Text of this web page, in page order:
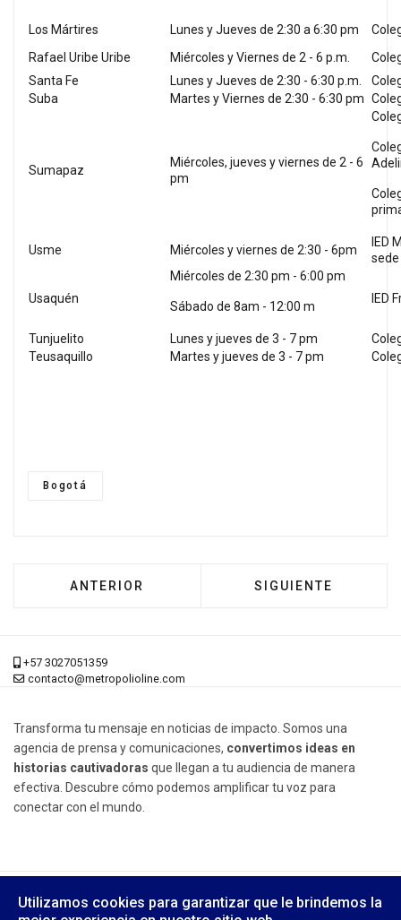
Los Mártires Lunes y Jueves de 2:30 a 6:30 pm
Rafael Uribe Uribe
Miércoles y Viernes de 2 - 6 p.m.
Santa Fe
Lunes y Jueves de 2:30 - 6:30 p.m.
Suba
Martes y Viernes de 2:30 - 6:30 pm
Sumapaz
Miércoles, jueves y viernes de 2 - 6
pm
Usme Miércoles y viernes de 2:30 - 6pm
IED
Usaquén
Miércoles de 2:30 pm - 6:00 pm
Sábado de 8am - 12:00 m
IED
Tunjuelito Lunes y jueves de 3 - 7 pm
Teusaquillo
Martes y jueves de 3 - 7 pm
Bogotá
ARTÍCULO ANTERIOR: SOBREVIVIENTES,
ANTERIOR ARTÍCULO
SIGUIENTE
+57 3027051359
contacto@metropolioline.com
Transforma tu mensaje en noticias de impacto. Somos una
agencia de prensa y comunicaciones, convertimos ideas en
historias cautivadoras que llegan a tu audiencia de manera
efectiva. Descubre cómo podemos amplificar tu voz para
conectar con el mundo.
© 2026 Metrópoli Online, Derechos Reservados.
Diseño Web: Yusi Computers
Utilizamos cookies para garantizar que le brindemos la